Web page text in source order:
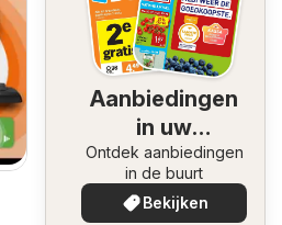
Aanbiedingen
in uw
omgeving
Ontdek aanbiedingen
in de buurt
Bekijken